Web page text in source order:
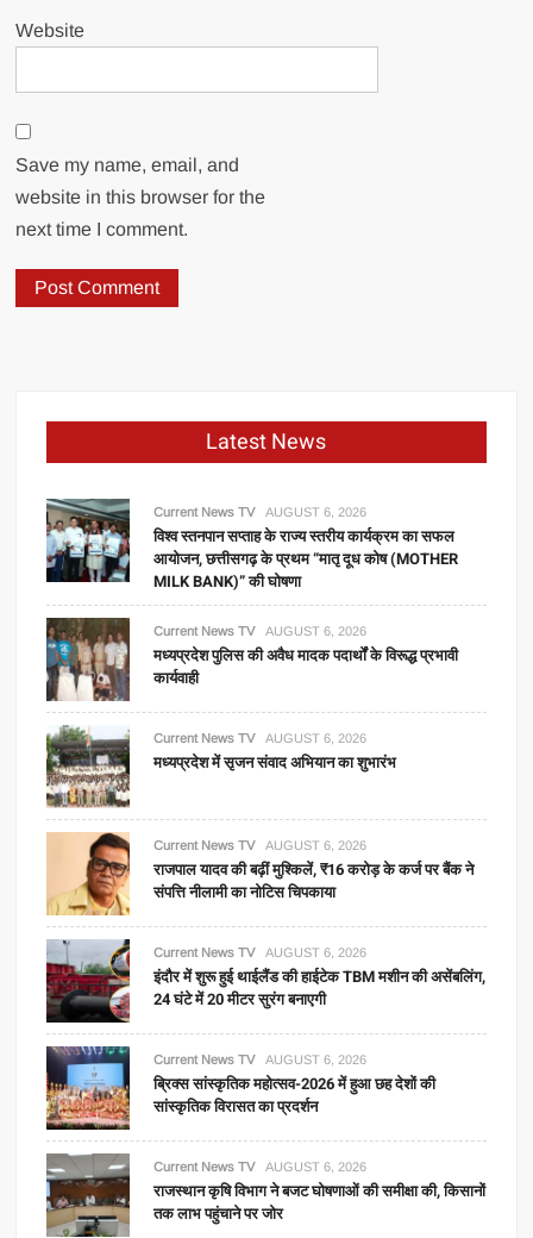
Website
Save my name, email, and
website in this browser for the
next time I comment.
Latest News
Current News TV AUGUST 6, 2026
विश्व स्तनपान सप्ताह के राज्य स्तरीय कार्यक्रम का सफल
आयोजन, छत्तीसगढ़ के प्रथम “मातृ दूध कोष (MOTHER
MILK BANK)” की घोषणा
Current News TV AUGUST 6, 2026
मध्यप्रदेश पुलिस की अवैध मादक पदार्थों के विरूद्ध प्रभावी
कार्यवाही
Current News TV AUGUST 6, 2026
मध्यप्रदेश में सृजन संवाद अभियान का शुभारंभ
Current News TV AUGUST 6, 2026
राजपाल यादव की बढ़ीं मुश्किलें, ₹16 करोड़ के कर्ज पर बैंक ने
संपत्ति नीलामी का नोटिस चिपकाया
Current News TV AUGUST 6, 2026
इंदौर में शुरू हुई थाईलैंड की हाईटेक TBM मशीन की असेंबलिंग,
24 घंटे में 20 मीटर सुरंग बनाएगी
Current News TV AUGUST 6, 2026
ब्रिक्स सांस्कृतिक महोत्सव-2026 में हुआ छह देशों की
सांस्कृतिक विरासत का प्रदर्शन
Current News TV AUGUST 6, 2026
राजस्थान कृषि विभाग ने बजट घोषणाओं की समीक्षा की, किसानों
तक लाभ पहुंचाने पर जोर